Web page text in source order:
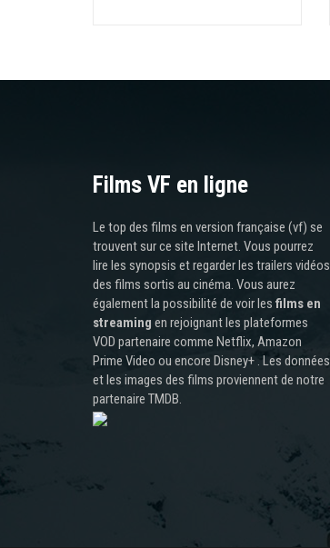
Films VF en ligne
Le top des films en version française (vf) se
trouvent sur ce site Internet. Vous pourrez
lire les synopsis et regarder les trailers vidéos
des films sortis au cinéma. Vous aurez
également la possibilité de voir les films en
streaming en rejoignant les plateformes
VOD partenaire comme Netflix, Amazon
Prime Video ou encore Disney+ . Les données
et les images des films proviennent de notre
partenaire TMDB.